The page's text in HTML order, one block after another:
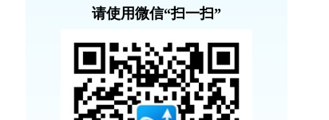
请使用微信“扫一扫”